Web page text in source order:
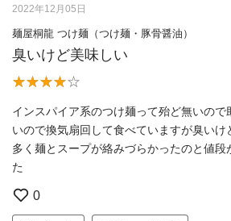
2022年12月05日
麺屋桐龍 つけ麺（つけ麺・豚骨醤油）
臭いけど美味しい
インスパイア系のつけ麺って殆ど無いの
いので換気扇回して食べていますが臭い
多く麺とスープが絡みづらかったのと値段
た
0